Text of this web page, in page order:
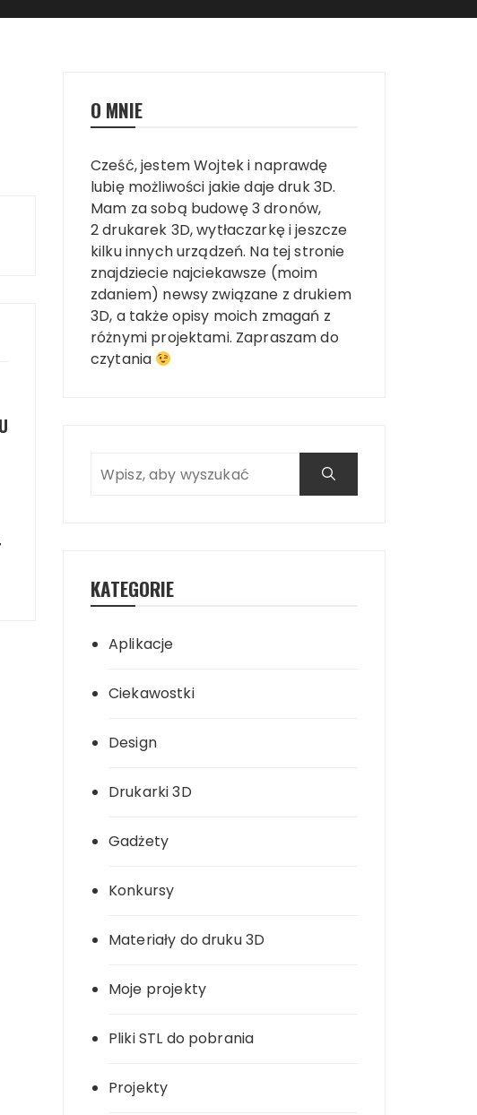
O MNIE
Cześć, jestem Wojtek i naprawdę
lubię możliwości jakie daje druk 3D.
Mam za sobą budowę 3 dronów,
2 drukarek 3D, wytłaczarkę i jeszcze
kilku innych urządzeń. Na tej stronie
znajdziecie najciekawsze (moim
zdaniem) newsy związane z drukiem
3D, a także opisy moich zmagań z
różnymi projektami. Zapraszam do
czytania
KATEGORIE
Aplikacje
Ciekawostki
Design
Drukarki 3D
Gadżety
Konkursy
Materiały do druku 3D
Moje projekty
Pliki STL do pobrania
Projekty